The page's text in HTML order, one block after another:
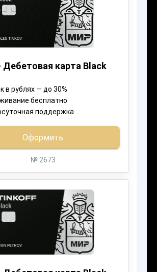
на нашем
с нами
222-84-58
сайт или
выдадут
сразу
вы сможете
продукт
или прийти к нам
кредитную карту или
АНКЕТУ